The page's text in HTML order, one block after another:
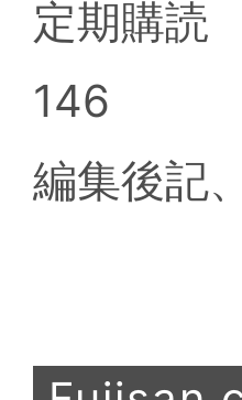
定期購読
146
編集後記